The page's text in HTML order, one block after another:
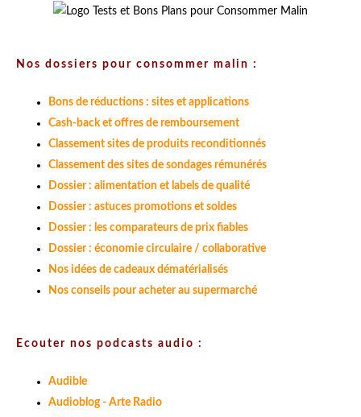
Nos dossiers pour consommer malin :
Bons de réductions : sites et applications
Cash-back et offres de remboursement
Classement sites de produits reconditionnés
Classement des sites de sondages rémunérés
Dossier : alimentation et labels de qualité
Dossier : astuces promotions et soldes
Dossier : les comparateurs de prix fiables
Dossier : économie circulaire / collaborative
Nos idées de cadeaux dématérialisés
Nos conseils pour acheter au supermarché
Ecouter nos podcasts audio :
Audible
Audioblog - Arte Radio